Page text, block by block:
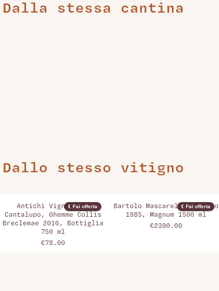
Dalla stessa cantina
Dallo stesso vitigno
€ Fai offerta
Antichi Vigneti di
Cantalupo, Ghemme Collis
Breclemae 2016, Bottiglia
750 ml
€78.00
€ Fai offerta
Bartolo Mascarello, Barolo
1985, Magnum 1500 ml
€2390.00